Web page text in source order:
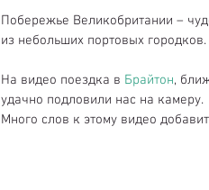
Побережье Великобритании –
из небольших портовых городков.
На видео поездка в Брайтон,
удачно подловили нас на камеру.
Много слов к этому видео